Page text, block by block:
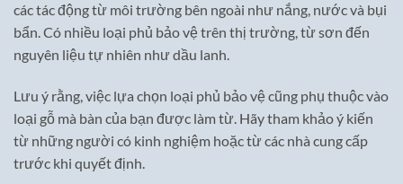
các tác động từ môi trường bên ngoài như nắng, nước và bụi
bẩn. Có nhiều loại phủ bảo vệ trên thị trường, từ sơn đến
nguyên liệu tự nhiên như dầu lanh.
Lưu ý rằng, việc lựa chọn loại phủ bảo vệ cũng phụ thuộc vào
loại gỗ mà bàn của bạn được làm từ. Hãy tham khảo ý kiến
từ những người có kinh nghiệm hoặc từ các nhà cung cấp
trước khi quyết định.